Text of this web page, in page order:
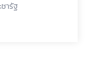
ารัฐ